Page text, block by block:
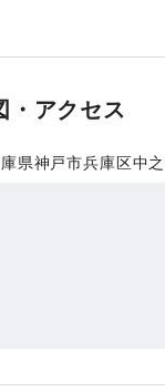
・アクセス
県神戸市兵庫区中